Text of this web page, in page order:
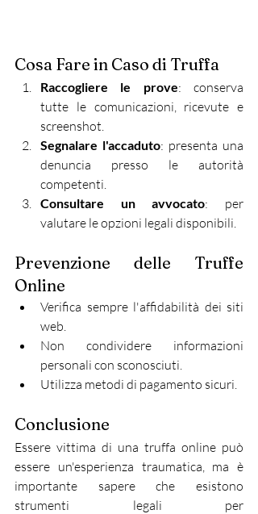
Cosa Fare in Caso di Truffa
Raccogliere le prove: conserva
tutte le comunicazioni, ricevute e
screenshot.​
Segnalare l'accaduto: presenta una
denuncia presso le autorità
competenti.​
Consultare un avvocato: per
valutare le opzioni legali disponibili.​
Prevenzione delle Truffe
Online
Verifica sempre l'affidabilità dei siti
web.​
Non condividere informazioni
personali con sconosciuti.​
Utilizza metodi di pagamento sicuri.​
Conclusione
Essere vittima di una truffa online può
essere un'esperienza traumatica, ma è
importante sapere che esistono
strumenti legali per